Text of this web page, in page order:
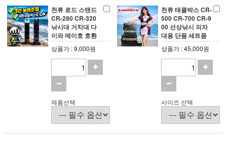
천류 로드 스탠드
CR-280 CR-320
낚시대 거치대 다
이와 메이호 호환
상품가 : 9,000원
제품선택
천류 태클박스 CR-
500 CR-700 CR-9
00 선상낚시 의자
대용 단품 세트품
상품가 : 45,000원
사이즈 선택